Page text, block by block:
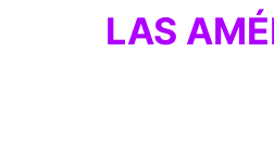
LAS